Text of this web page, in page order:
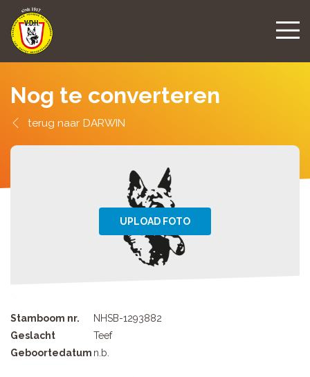
Nog te converteren
DARWIN
Stamboom nr.
NHSB-1293882
Geslacht
Teef
Geboortedatum n.b.